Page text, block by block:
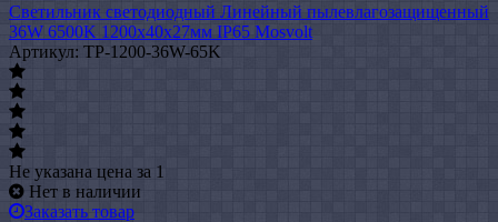
Светильник светодиодный Линейный пылевлагозащищенный
36W 6500K 1200х40х27мм IP65 Mosvolt
Артикул: TP-1200-36W-65K
Не указана цена за 1
Нет в наличии
Заказать товар